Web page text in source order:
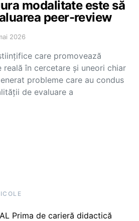
modalitate este să
peer-review
2026
care promovează
în cercetare și uneori chiar
probleme care au condus
de evaluare a
Prima de carieră didactică